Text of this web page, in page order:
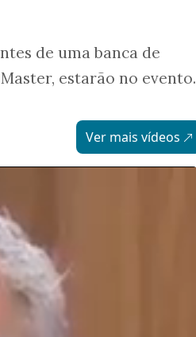
de uma banca de
estarão no evento.
Ver mais vídeos